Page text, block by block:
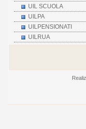
UIL SCUOLA
UILPA
UILPENSIONATI
UILRUA